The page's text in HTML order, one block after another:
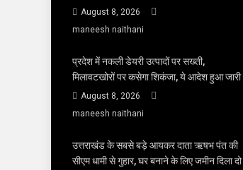
August 8, 2026
maneesh naithani
प्रदेश में नकली डेयरी उत्पादों पर सख्ती,
मिलावटखोरों पर कसेगा शिकंजा, ये आदेश हुआ जारी
August 8, 2026
maneesh naithani
उत्तराखंड के सबसे बड़े आयकर दाता ऋषभ पंत की
सीएम धामी से गुहार, घर बनाने के लिए जमीन दिला दो